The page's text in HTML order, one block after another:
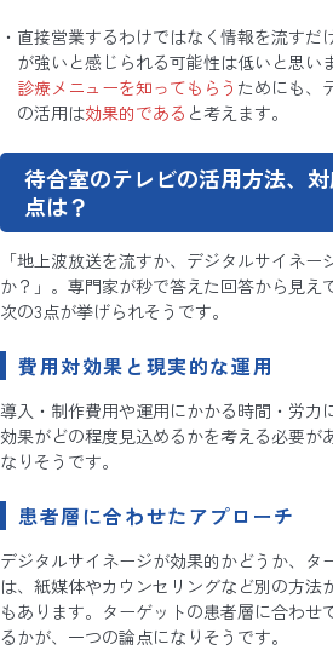
直接営業するわけではなく情報を流すだ
が強いと感じられる可能性は低いと思い
診療メニューを知ってもらう ためにも、
の活用は効果的である と考えます。
待合室のテレビの活用方法、
点は？
「地上波放送を流すか、デジタルサイネー
か？」。専門家が秒で答えた回答から見え
次の3点が挙げられそうです。
費用対効果と現実的な運用
導入・制作費用や運用にかかる時間・労力
効果がどの程度見込めるかを考える必要が
なりそうです。
患者層に合わせたアプローチ
デジタルサイネージが効果的かどうか、タ
は、紙媒体やカウンセリングなど別の方法
もあります。ターゲットの患者層に合わせ
るかが、一つの論点になりそうです。